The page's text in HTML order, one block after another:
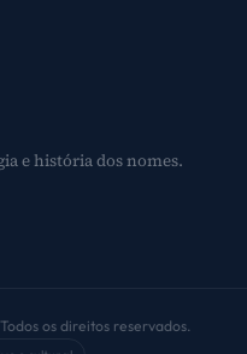
e história dos nomes.
os direitos reservados.